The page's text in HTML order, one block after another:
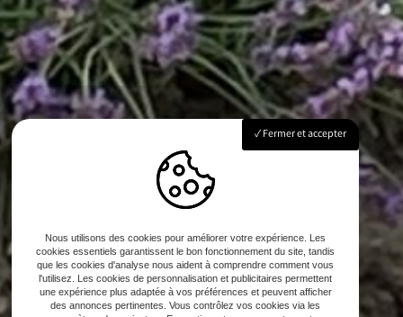
Fermer et accepter
Nous utilisons des cookies pour améliorer votre expérience. Les
cookies essentiels garantissent le bon fonctionnement du site, tandis
que les cookies d'analyse nous aident à comprendre comment vous
l'utilisez. Les cookies de personnalisation et publicitaires permettent
une expérience plus adaptée à vos préférences et peuvent afficher
des annonces pertinentes. Vous contrôlez vos cookies via les